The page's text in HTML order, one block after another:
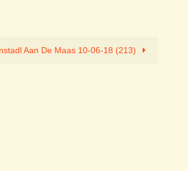
Aan De Maas 10-06-18 (213)